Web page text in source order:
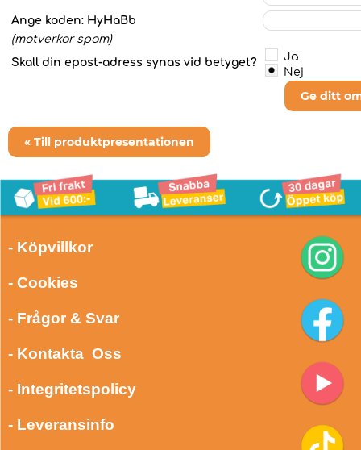
Ange koden: HyHaBb
(motverkar spam)
Skall din epost-adress synas vid betyget?
Ja
Nej
Ge ditt
« Till produktpresentationen
- Köpvillkor
- Cookies
- Frågor & Svar
- Kontakta Oss
- Integritetspolicy
- Leveransinfo